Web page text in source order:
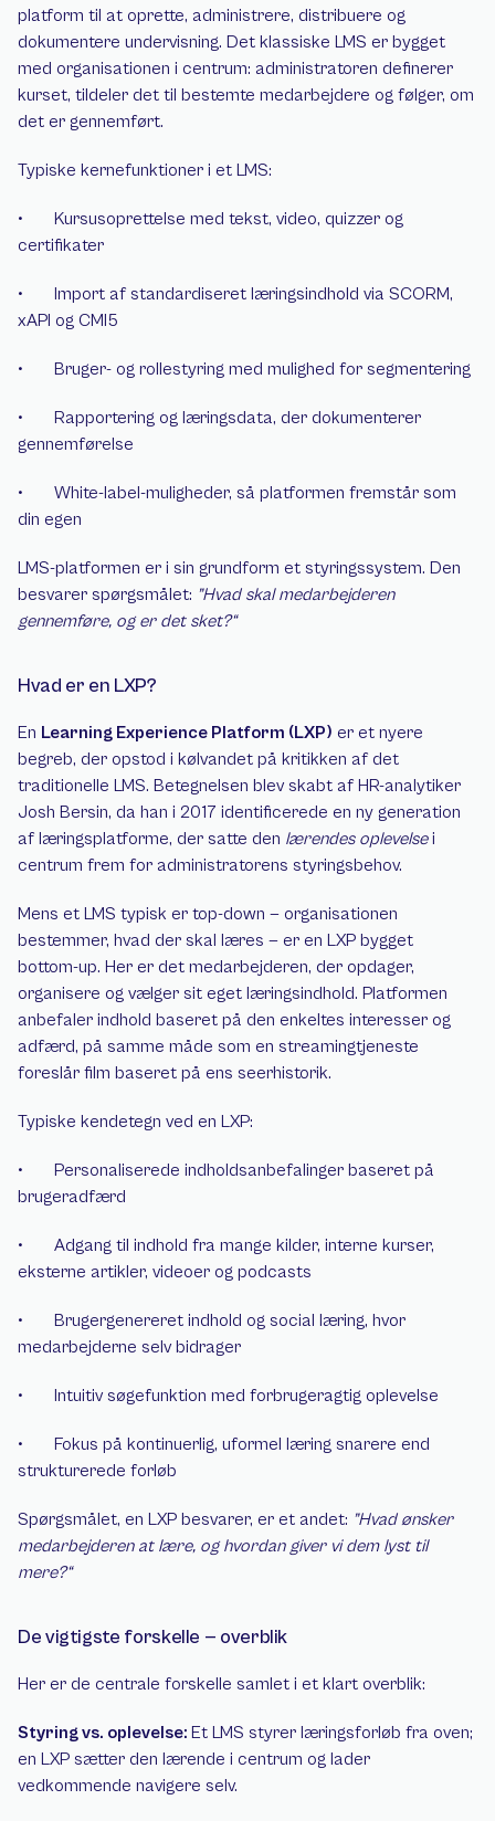
platform til at oprette, administrere, distribuere og
dokumentere undervisning. Det klassiske LMS er bygget
med organisationen i centrum: administratoren definerer
kurset, tildeler det til bestemte medarbejdere og følger, om
det er gennemført.
Typiske kernefunktioner i et LMS:
•       Kursusoprettelse med tekst, video, quizzer og
certifikater
•       Import af standardiseret læringsindhold via SCORM,
xAPI og CMI5
•       Bruger- og rollestyring med mulighed for segmentering
•       Rapportering og læringsdata, der dokumenterer
gennemførelse
•       White-label-muligheder, så platformen fremstår som
din egen
LMS-platformen er i sin grundform et styringssystem. Den
besvarer spørgsmålet: ”Hvad skal medarbejderen
gennemføre, og er det sket?“
Hvad er en LXP?
En Learning Experience Platform (LXP) er et nyere
begreb, der opstod i kølvandet på kritikken af det
traditionelle LMS. Betegnelsen blev skabt af HR-analytiker
Josh Bersin, da han i 2017 identificerede en ny generation
af læringsplatforme, der satte den lærendes oplevelse i
centrum frem for administratorens styringsbehov.
Mens et LMS typisk er top-down — organisationen
bestemmer, hvad der skal læres — er en LXP bygget
bottom-up. Her er det medarbejderen, der opdager,
organisere og vælger sit eget læringsindhold. Platformen
anbefaler indhold baseret på den enkeltes interesser og
adfærd, på samme måde som en streamingtjeneste
foreslår film baseret på ens seerhistorik.
Typiske kendetegn ved en LXP:
•       Personaliserede indholdsanbefalinger baseret på
brugeradfærd
•       Adgang til indhold fra mange kilder, interne kurser,
eksterne artikler, videoer og podcasts
•       Brugergenereret indhold og social læring, hvor
medarbejderne selv bidrager
•       Intuitiv søgefunktion med forbrugeragtig oplevelse
•       Fokus på kontinuerlig, uformel læring snarere end
strukturerede forløb
Spørgsmålet, en LXP besvarer, er et andet: ”Hvad ønsker
medarbejderen at lære, og hvordan giver vi dem lyst til
mere?“
De vigtigste forskelle — overblik
Her er de centrale forskelle samlet i et klart overblik:
Styring vs. oplevelse: Et LMS styrer læringsforløb fra oven;
en LXP sætter den lærende i centrum og lader
vedkommende navigere selv.